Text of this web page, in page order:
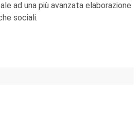
ad una più avanzata elaborazione
sociali.